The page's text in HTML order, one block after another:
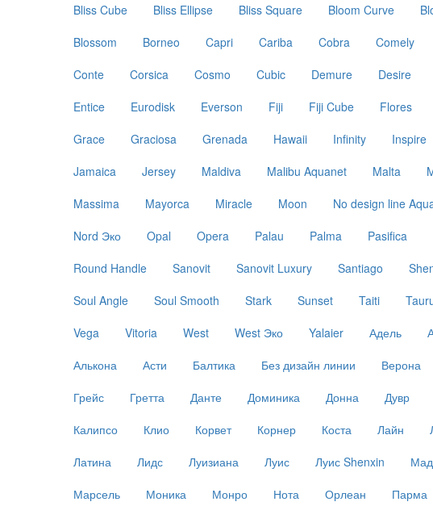
Bliss Cube
Bliss Ellipse Bliss Square Bloom Curve
Blossom
Borneo Capri Cariba Cobra Comely
Conte
Corsica Cosmo Cubic Demure Desire
Entice
Eurodisk Everson Fiji Fiji Cube Flores
Grace
Graciosa Grenada Hawaii Infinity Inspire
Jamaica
Jersey Maldiva Malibu Aquanet Malta
Massima
Mayorca Miracle Moon No design line
Nord Эко
Opal Opera Palau Palma Pasifica
Round Handle
Sanovit Sanovit Luxury Santiago
Soul Angle
Soul Smooth Stark Sunset Taiti
Vega
Vitoria West West Эко Yalaier Адель
Алькона
Асти Балтика Без дизайн линии Верона
Грейс
Гретта Данте Доминика Донна Дувр
Калипсо
Клио Корвет Корнер Коста Лайн
Латина
Лидс Луизиана Луис Луис Shenxin
Марсель
Моника Монро Нота Орлеан Парма